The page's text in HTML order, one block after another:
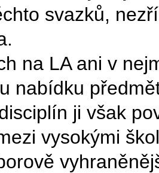
svazků,
na LA ani v
nabídku
ji však
vysokými